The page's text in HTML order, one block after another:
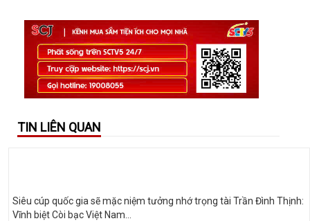
TIN LIÊN QUAN
Siêu cúp quốc gia sẽ mặc niệm tưởng nhớ trọng tài Trần Đình Thịnh:
Vĩnh biệt Còi bạc Việt Nam…